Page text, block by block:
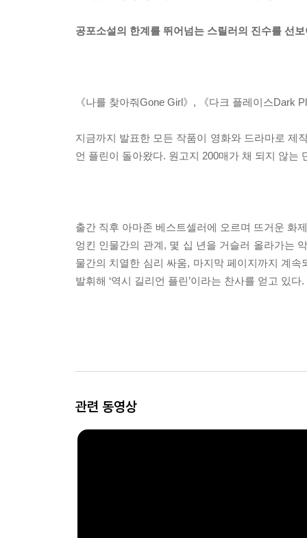
공포소설의 한계를 뛰어넘는 스릴러의 진수를 선
《나를 찾아줘Gone Girl》, 《다크 플레이스Dark
지금까지 발표한 모든 작품이 영화와 드라마로 제
언 플린이 돌아왔다. 원고지 200매가 채 되지 않는
출간 직후 아마존 베스트셀러에 오르며 뜨거운 화
엉킨 인물간의 관계, 몇 십 년을 거슬러 올라가는
물간의 치열한 심리 싸움, 마지막 페이지까지 계
발휘해 ‘역시 길리언 플린’이라는 찬사를 얻고 있다.
관련 동영상